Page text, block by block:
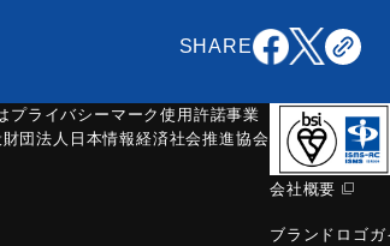
SHARE
プライバシーマーク使用許諾事業
団法人日本情報経済社会推進協会
会社概要
ブランドロゴガ